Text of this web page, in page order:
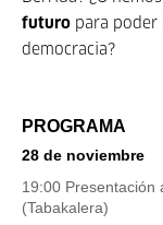
futuro para poder
democracia?
PROGRAMA
28 de noviembre
19:00 Presentación
(Tabakalera)